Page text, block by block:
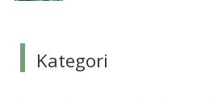
Kategori